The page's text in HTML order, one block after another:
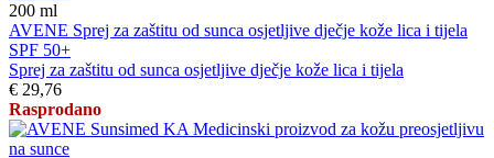
200 ml
AVENE Sprej za zaštitu od sunca osjetljive dječje kože lica i tijela
SPF 50+
Sprej za zaštitu od sunca osjetljive dječje kože lica i tijela
€ 29,76
Rasprodano